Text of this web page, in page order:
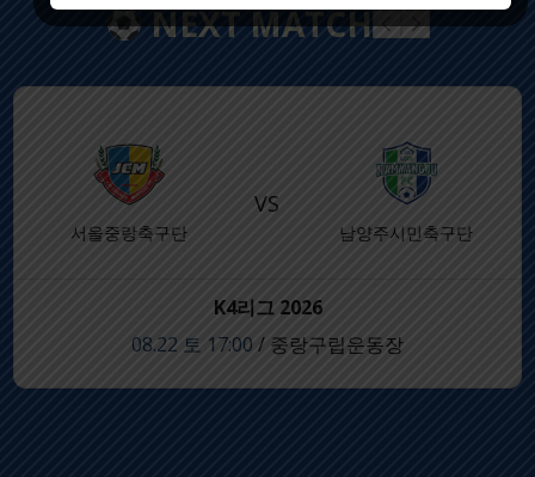
NEXT MATCH
이
다
서울중랑축구단
VS
남양주시민축구단
K4리그 2026
08.22 토 17:00 / 중랑구립운동장